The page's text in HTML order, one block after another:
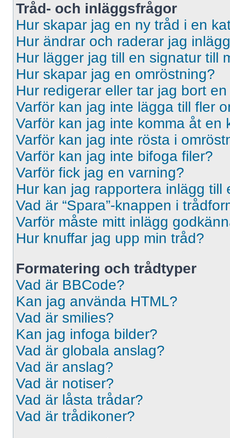
Tråd- och inläggsfrågor
Hur skapar jag en ny tråd i en
Hur ändrar och raderar jag
Hur lägger jag till en signatur till
Hur skapar jag en omröstning?
Hur redigerar eller tar jag bort
Varför kan jag inte lägga till fler
Varför kan jag inte komma åt en
Varför kan jag inte rösta i
Varför kan jag inte bifoga filer?
Varför fick jag en varning?
Hur kan jag rapportera inlägg till
Vad är “Spara”-knappen i
Varför måste mitt inlägg
Hur knuffar jag upp min tråd?
Formatering och trådtyper
Vad är BBCode?
Kan jag använda HTML?
Vad är smilies?
Kan jag infoga bilder?
Vad är globala anslag?
Vad är anslag?
Vad är notiser?
Vad är låsta trådar?
Vad är trådikoner?